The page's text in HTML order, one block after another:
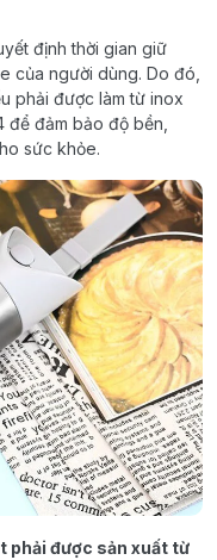
định thời gian giữ
của người dùng. Do đó,
phải được làm từ inox
để đảm bảo độ bền,
sức khỏe.
phải được sản xuất từ